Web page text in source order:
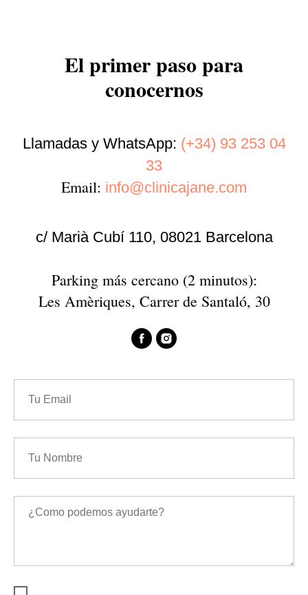
El primer paso para
conocernos
Llamadas y WhatsApp: (+34) 93 253 04
33
Email: info@clinicajane.com
c/ Marià Cubí 110, 08021 Barcelona
Parking más cercano (2 minutos):
Les Amèriques, Carrer de Santaló, 30